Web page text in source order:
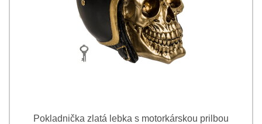
Pokladnička zlatá lebka s motorkárskou prilbou